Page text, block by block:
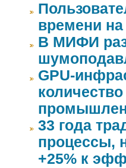
времени на
В МИФИ
GPU-
33 года
процессы,
+25% к